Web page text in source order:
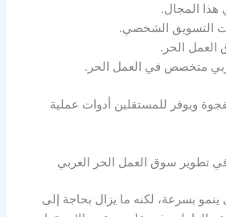
هذا المجال.
التسويق الشخصي.
العمل الحر.
متخصص في العمل الحر.
ويوفر للمستقلين أدوات عملية
تطوير سوق العمل الحر العربي
بسرعة، لكنه ما يزال بحاجة إلى